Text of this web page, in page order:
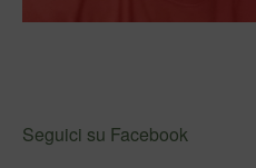
Seguici su Facebook